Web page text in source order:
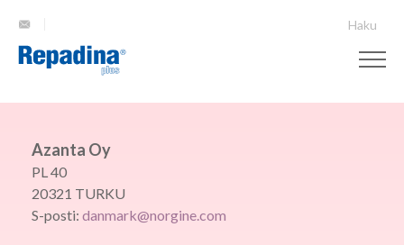
Haku
Azanta Oy
PL 40
20321 TURKU
S-posti: danmark@norgine.com